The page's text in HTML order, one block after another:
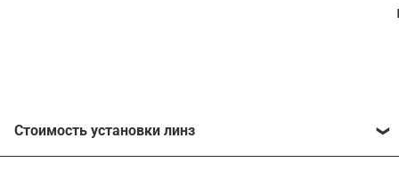
Стоимость установки линз